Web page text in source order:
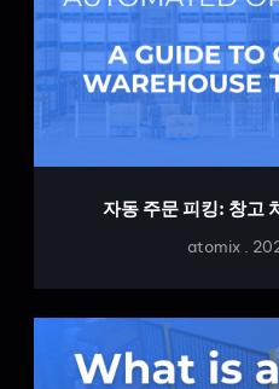
자동 주문 피킹: 창고
atomix